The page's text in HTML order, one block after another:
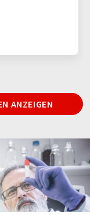
ANZEIGEN